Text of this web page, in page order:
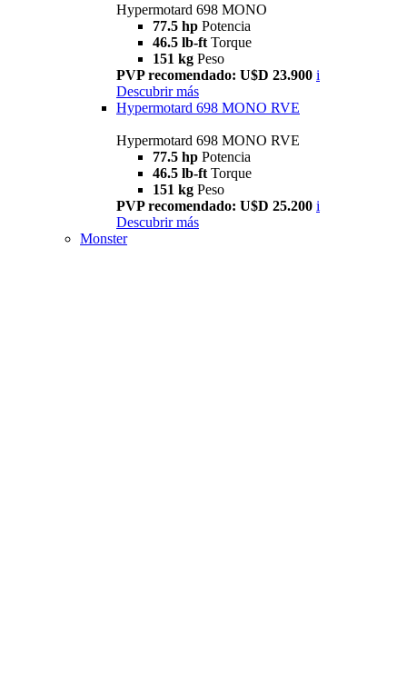
Hypermotard 698 MONO
77.5 hp Potencia
46.5 lb-ft Torque
151 kg Peso
PVP recomendado: U$D 23.900 i
Descubrir más
Hypermotard 698 MONO RVE
Hypermotard 698 MONO RVE
77.5 hp Potencia
46.5 lb-ft Torque
151 kg Peso
PVP recomendado: U$D 25.200 i
Descubrir más
Monster